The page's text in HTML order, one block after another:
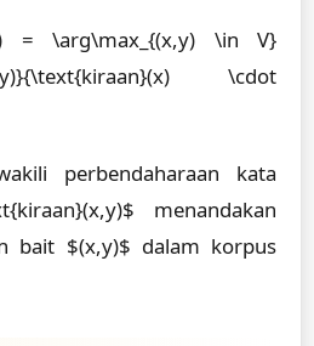
= \arg\max_{(x,y) \in V}
\cdot
perbendaharaan kata
menandakan
bait $(x,y)$ dalam korpus